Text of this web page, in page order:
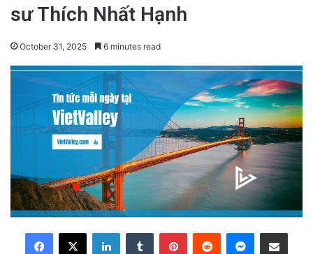
sư Thích Nhất Hạnh
October 31, 2025 6 minutes read
LinkedInTumblr PinterestReddit Messenger
Share via Email